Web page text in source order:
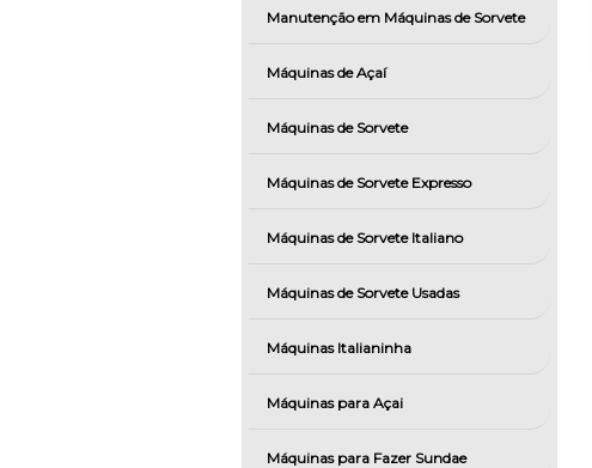
Manutenção em Máquinas de Sorvete
Máquinas de Açaí
Máquinas de Sorvete
Máquinas de Sorvete Expresso
Máquinas de Sorvete Italiano
Máquinas de Sorvete Usadas
Máquinas Italianinha
Máquinas para Açai
Máquinas para Fazer Sundae